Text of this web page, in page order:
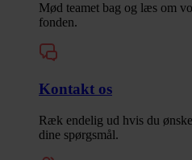
Mød teamet bag og læs om
fonden.
Kontakt os
Ræk endelig ud hvis du
dine spørgsmål.